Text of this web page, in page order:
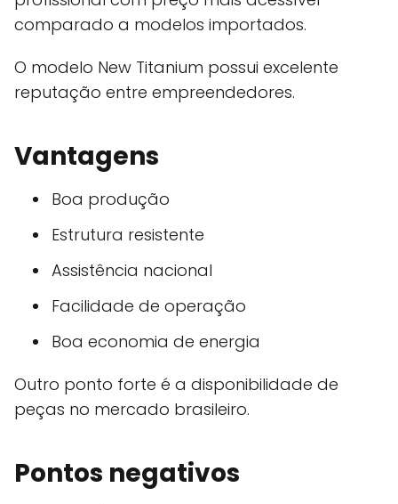
comparado a modelos importados.
O modelo New Titanium possui excelente
reputação entre empreendedores.
Vantagens
Boa produção
Estrutura resistente
Assistência nacional
Facilidade de operação
Boa economia de energia
Outro ponto forte é a disponibilidade de
peças no mercado brasileiro.
Pontos negativos